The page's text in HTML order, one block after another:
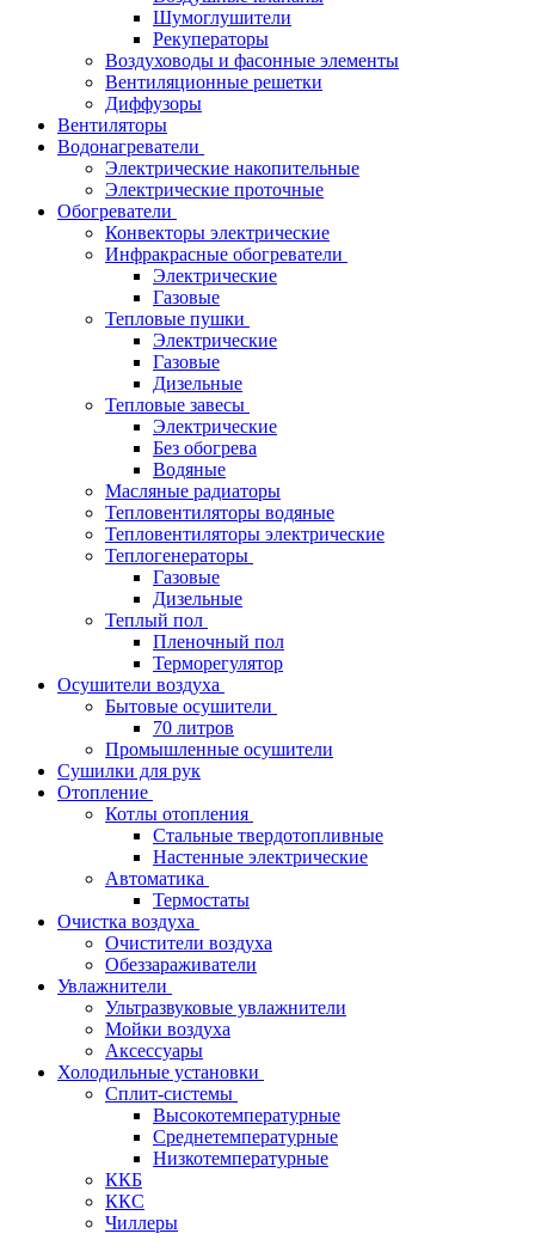
Шумоглушители
Рекуператоры
Воздуховоды и фасонные элементы
Вентиляционные решетки
Диффузоры
Вентиляторы
Водонагреватели
Электрические накопительные
Электрические проточные
Обогреватели
Конвекторы электрические
Инфракрасные обогреватели
Электрические
Газовые
Тепловые пушки
Электрические
Газовые
Дизельные
Тепловые завесы
Электрические
Без обогрева
Водяные
Масляные радиаторы
Тепловентиляторы водяные
Тепловентиляторы электрические
Теплогенераторы
Газовые
Дизельные
Теплый пол
Пленочный пол
Терморегулятор
Осушители воздуха
Бытовые осушители
70 литров
Промышленные осушители
Сушилки для рук
Отопление
Котлы отопления
Стальные твердотопливные
Настенные электрические
Автоматика
Термостаты
Очистка воздуха
Очистители воздуха
Обеззараживатели
Увлажнители
Ультразвуковые увлажнители
Мойки воздуха
Аксессуары
Холодильные установки
Сплит-системы
Высокотемпературные
Среднетемпературные
Низкотемпературные
ККБ
ККС
Чиллеры